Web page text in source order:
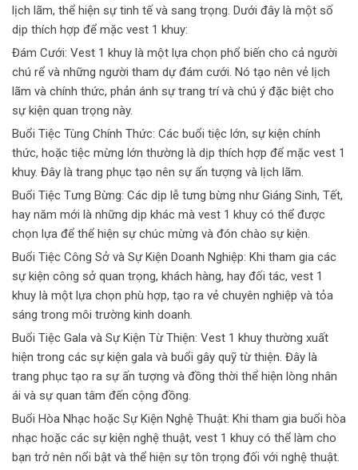
lịch lãm, thể hiện sự tinh tế và sang trọng. Dưới đây là một số
dịp thích hợp để mặc vest 1 khuy:
Đám Cưới: Vest 1 khuy là một lựa chọn phổ biến cho cả người
chú rể và những người tham dự đám cưới. Nó tạo nên vẻ lịch
lãm và chính thức, phản ánh sự trang trí và chú ý đặc biệt cho
sự kiện quan trọng này.
Buổi Tiệc Tùng Chính Thức: Các buổi tiệc lớn, sự kiện chính
thức, hoặc tiệc mừng lớn thường là dịp thích hợp để mặc vest 1
khuy. Đây là trang phục tạo nên sự ấn tượng và lịch lãm.
Buổi Tiệc Tưng Bừng: Các dịp lễ tưng bừng như Giáng Sinh, Tết,
hay năm mới là những dịp khác mà vest 1 khuy có thể được
chọn lựa để thể hiện sự chúc mừng và đón chào sự kiện.
Buổi Tiệc Công Sở và Sự Kiện Doanh Nghiệp: Khi tham gia các
sự kiện công sở quan trọng, khách hàng, hay đối tác, vest 1
khuy là một lựa chọn phù hợp, tạo ra vẻ chuyên nghiệp và tỏa
sáng trong môi trường kinh doanh.
Buổi Tiệc Gala và Sự Kiện Từ Thiện: Vest 1 khuy thường xuất
hiện trong các sự kiện gala và buổi gây quỹ từ thiện. Đây là
trang phục tạo ra sự ấn tượng và đồng thời thể hiện lòng nhân
ái và sự quan tâm đến cộng đồng.
Buổi Hòa Nhạc hoặc Sự Kiện Nghệ Thuật: Khi tham gia buổi hòa
nhạc hoặc các sự kiện nghệ thuật, vest 1 khuy có thể làm cho
bạn trở nên nổi bật và thể hiện sự tôn trọng đối với nghệ thuật.